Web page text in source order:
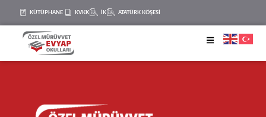
KÜTÜPHANE KVKK İK ATATÜRK KÖŞESİ